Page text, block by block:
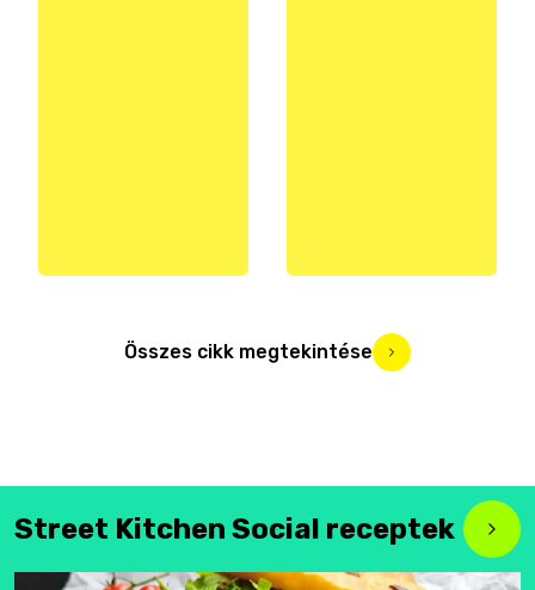
Összes cikk megtekintése
Street Kitchen Social receptek